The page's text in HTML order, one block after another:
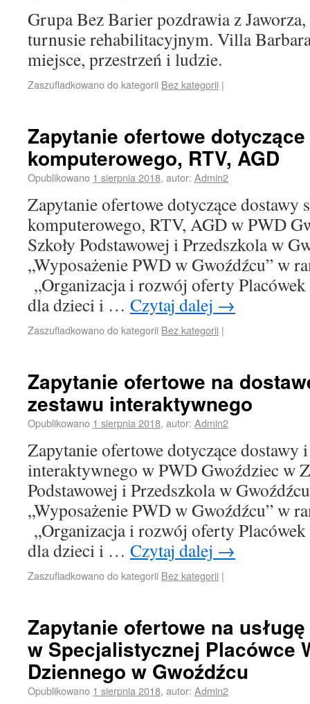
Grupa Bez Barier pozdrawia z
turnusie rehabilitacyjnym. Villa
miejsce, przestrzeń i ludzie.
Zaszufladkowano do kategorii Bez kategorii |
Zapytanie ofertowe
komputerowego, RTV, AGD
Opublikowano 1 sierpnia 2018, autor: Admin2
Zapytanie ofertowe dotyczące dostawy
komputerowego, RTV, AGD w PWD
Szkoły Podstawowej i Przedszkola w
„Wyposażenie PWD w Gwoźdźcu” w
„Organizacja i rozwój oferty
dla dzieci i … Czytaj dalej →
Zaszufladkowano do kategorii Bez kategorii |
Zapytanie ofertowe na
zestawu interaktywnego
Opublikowano 1 sierpnia 2018, autor: Admin2
Zapytanie ofertowe dotyczące dostawy
interaktywnego w PWD Gwoździec w
Podstawowej i Przedszkola w
„Wyposażenie PWD w Gwoźdźcu” w
„Organizacja i rozwój oferty
dla dzieci i … Czytaj dalej →
Zaszufladkowano do kategorii Bez kategorii |
Zapytanie ofertowe na
w Specjalistycznej Placówce
Dziennego w Gwoźdźcu
Opublikowano 1 sierpnia 2018, autor: Admin2